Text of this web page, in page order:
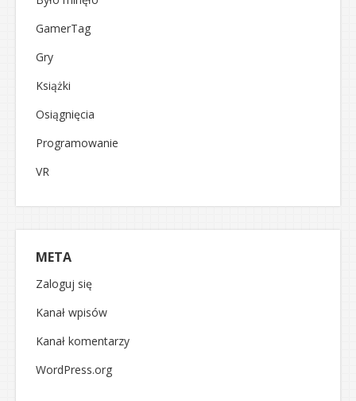
GamerTag
Gry
Książki
Osiągnięcia
Programowanie
VR
META
Zaloguj się
Kanał wpisów
Kanał komentarzy
WordPress.org